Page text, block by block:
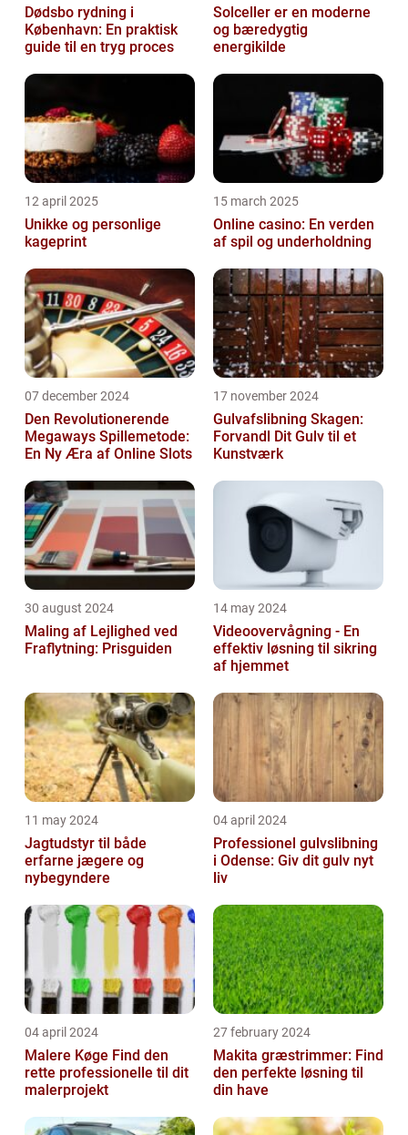
Dødsbo rydning i
København: En praktisk
guide til en tryg proces
Solceller er en moderne
og bæredygtig
energikilde
12 april 2025
Unikke og personlige
kageprint
15 march 2025
Online casino: En verden
af spil og underholdning
07 december 2024
Den Revolutionerende
Megaways Spillemetode:
En Ny Æra af Online Slots
17 november 2024
Gulvafslibning Skagen:
Forvandl Dit Gulv til et
Kunstværk
30 august 2024
Maling af Lejlighed ved
Fraflytning: Prisguiden
14 may 2024
Videoovervågning - En
effektiv løsning til sikring
af hjemmet
11 may 2024
Jagtudstyr til både
erfarne jægere og
nybegyndere
04 april 2024
Professionel gulvslibning
i Odense: Giv dit gulv nyt
liv
04 april 2024
Malere Køge Find den
rette professionelle til dit
malerprojekt
27 february 2024
Makita græstrimmer: Find
den perfekte løsning til
din have